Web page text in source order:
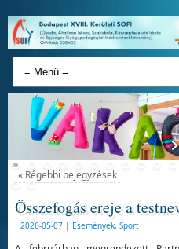
«Régebbi bejegyzések
Összefogás ereje a
2026-05-07 | Események, Sport